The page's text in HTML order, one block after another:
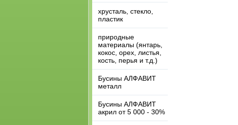
хрусталь, стекло,
пластик
природные
материалы (янтарь,
кокос, орех, листья,
кость, перья и т.д.)
Бусины АЛФАВИТ
металл
Бусины АЛФАВИТ
акрил от 5 000 - 30%